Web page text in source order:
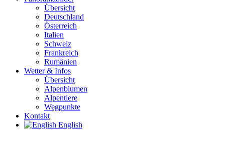
Übersicht
Deutschland
Österreich
Italien
Schweiz
Frankreich
Rumänien
Wetter & Infos
Übersicht
Alpenblumen
Alpentiere
Wegpunkte
Kontakt
English